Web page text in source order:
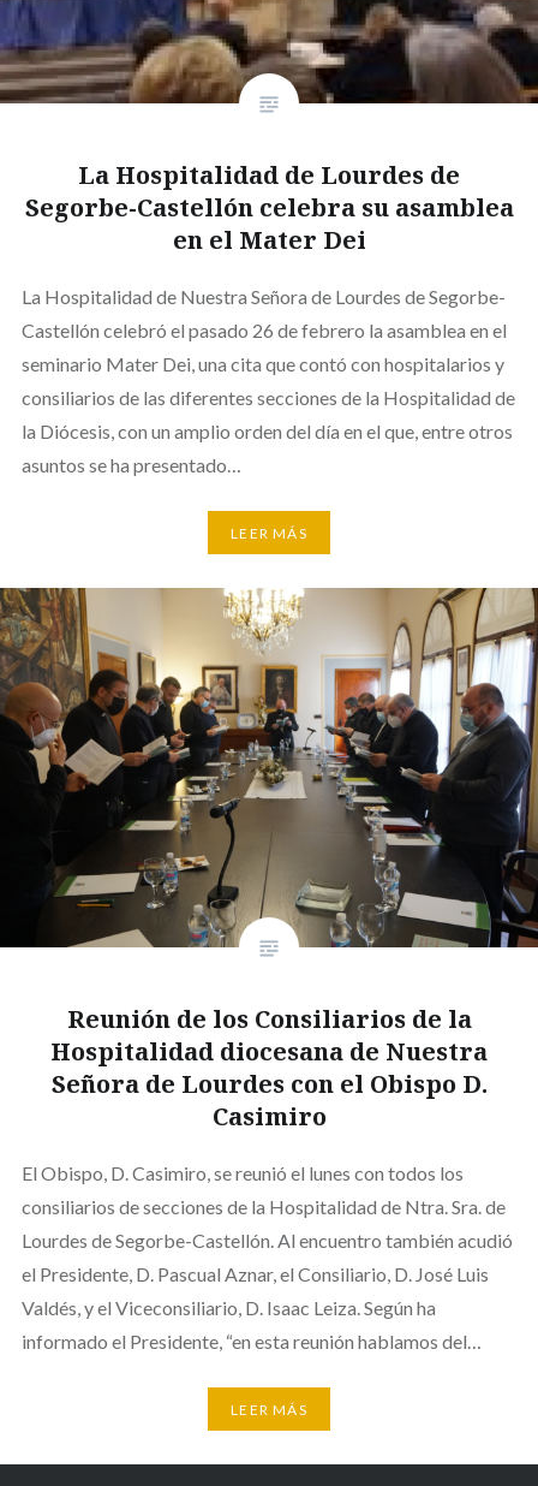
La Hospitalidad de Lourdes de
Segorbe-Castellón celebra su asamblea
en el Mater Dei
La Hospitalidad de Nuestra Señora de Lourdes de Segorbe-
Castellón celebró el pasado 26 de febrero la asamblea en el
seminario Mater Dei, una cita que contó con hospitalarios y
consiliarios de las diferentes secciones de la Hospitalidad de
la Diócesis, con un amplio orden del día en el que, entre otros
asuntos se ha presentado…
LEER MÁS
Reunión de los Consiliarios de la
Hospitalidad diocesana de Nuestra
Señora de Lourdes con el Obispo D.
Casimiro
El Obispo, D. Casimiro, se reunió el lunes con todos los
consiliarios de secciones de la Hospitalidad de Ntra. Sra. de
Lourdes de Segorbe-Castellón. Al encuentro también acudió
el Presidente, D. Pascual Aznar, el Consiliario, D. José Luis
Valdés, y el Viceconsiliario, D. Isaac Leiza. Según ha
informado el Presidente, “en esta reunión hablamos del…
LEER MÁS